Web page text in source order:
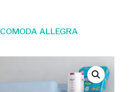
COMODA ALLEGRA